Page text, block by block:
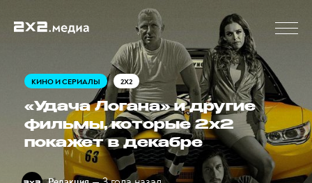
КИНО И СЕРИАЛЫ 2X2
«Удача Логана» и другие
фильмы, которые 2х2
покажет в декабре